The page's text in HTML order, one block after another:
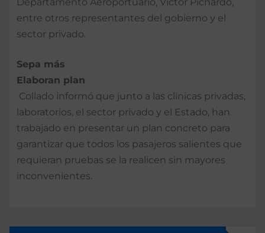
entre otros representantes del gobierno y el
sector privado.
Sepa más
Elaboran plan
Collado informó que junto a las clínicas privadas,
laboratorios, el sector privado y el Estado, han
trabajado en presentar un plan concreto para
garantizar que todos los pasajeros salientes que
requieran pruebas se la realicen sin mayores
inconvenientes.